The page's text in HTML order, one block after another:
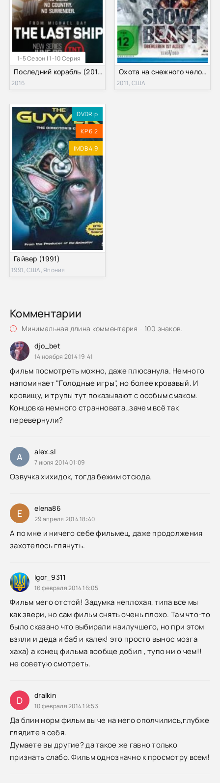
1-5 Сезон | 1-10 Серия
Последний корабль (2014-2018) 1-5 сезон
2016
Охота на снежного человека (2011)
2011, США
DVDRip
KP 6.2
IMDB 4.9
Гайвер (1991)
1991, США, Япония
Комментарии
Минимальная длина комментария - 100 знаков.
djo_bet
14 ноября 2014 19:41
фильм посмотреть можно, даже плюсанула. Немного
напоминает "Голодные игры", но более кровавый. И
кровищу, и трупы тут показывают с особым смаком.
Концовка немного странновата..зачем всё так
перевернули?
A alex.sl
7 июля 2014 01:09
Озвучка хихидок, тогда бежим отсюда.
E elena86
29 апреля 2014 18:40
А по мне и ничего себе фильмец, даже продолжения
захотелось глянуть.
Igor_9311
16 февраля 2014 16:05
Фильм мего отстой! Задумка неплохая, типа все мы
как звери, но сам фильм снять очень плохо. Там что-то
было сказано что выбирали наилучшего, но при этом
взяли и деда и баб и калек! это просто вынос мозга
хаха) а конец фильма вообще добил , тупо ни о чем!!
не советую смотреть.
D dralkin
10 февраля 2014 19:53
Да блин норм фильм вы че на него ополчились,глубже
глядите в себя.
Думаете вы другие? да такое же гавно только
признать слабо. Фильм однозначно к просмотру всем!